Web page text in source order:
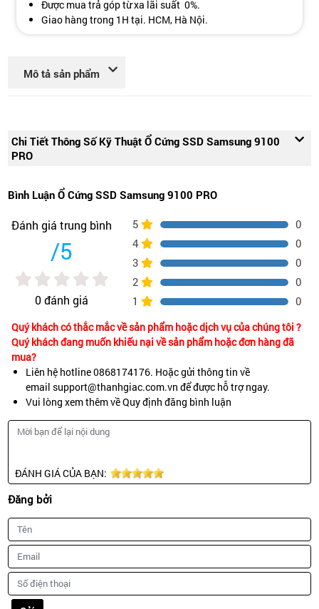
Được mua trả góp từ xa lãi suất 0%.
Giao hàng trong 1H tại. HCM, Hà Nội.
Mô tả sản phẩm
Chi Tiết Thông Số Kỹ Thuật Ổ Cứng SSD Samsung 9100
PRO
Bình Luận Ổ Cứng SSD Samsung 9100 PRO
Đánh giá trung bình
/5
0 đánh giá
5
0
4
0
3
0
2
0
1
0
Quý khách có thắc mắc về sản phẩm hoặc dịch vụ của chúng tôi ?
Quý khách đang muốn khiếu nại về sản phẩm hoặc đơn hàng đã
mua?
Liên hệ hotline 0868174176. Hoặc gửi thông tin về
email support@thanhgiac.com.vn để được hỗ trợ ngay.
Vui lòng xem thêm về Quy định đăng bình luận
ĐÁNH GIÁ CỦA BẠN:
Đăng bởi